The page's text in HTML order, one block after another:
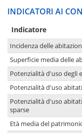
INDICATORI AI
Indicatore
Incidenza delle
Superficie media delle
Potenzialità d'uso degli
Potenzialità d'uso
Potenzialità d'uso
sparse
Età media del